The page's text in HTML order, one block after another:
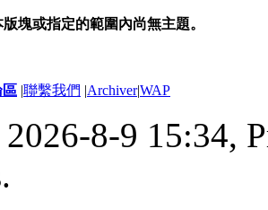
版塊或指定的範圍內尚無主題。
區 |聯繫我們 |Archiver|WAP
8-9 15:34,
.